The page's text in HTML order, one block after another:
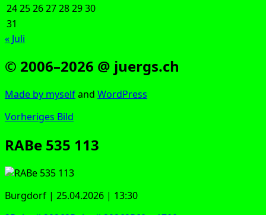
24252627282930
31
« Juli
© 2006–2026 @ juergs.ch
Made by mys­elfand Word­Press
Vorheriges Bild
RABe 535 113
Burg­dorf | 25.04.2026 | 13:30